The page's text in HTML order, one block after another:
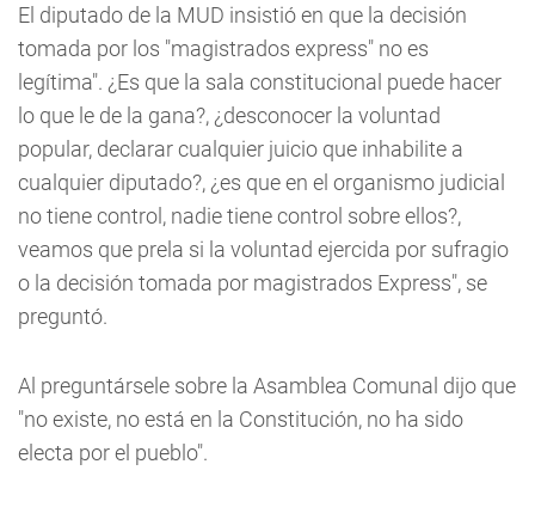
El diputado de la MUD insistió en que la decisión
tomada por los "magistrados express" no es
legítima". ¿Es que la sala constitucional puede hacer
lo que le de la gana?, ¿desconocer la voluntad
popular, declarar cualquier juicio que inhabilite a
cualquier diputado?, ¿es que en el organismo judicial
no tiene control, nadie tiene control sobre ellos?,
veamos que prela si la voluntad ejercida por sufragio
o la decisión tomada por magistrados Express", se
preguntó.
Al preguntársele sobre la Asamblea Comunal dijo que
"no existe, no está en la Constitución, no ha sido
electa por el pueblo".